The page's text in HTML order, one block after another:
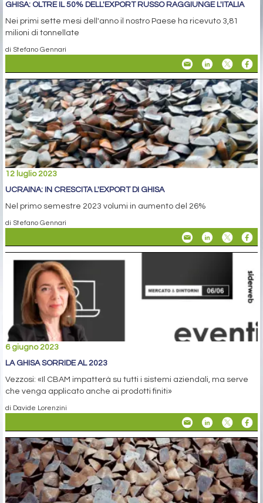
GHISA: OLTRE IL 50% DELL'EXPORT RUSSO RAGGIUNGE L'ITALIA
Nei primi sette mesi dell'anno il nostro Paese ha ricevuto 3,81
milioni di tonnellate
di Stefano Gennari
12 luglio 2023
UCRAINA: IN CRESCITA L'EXPORT DI GHISA
Nel primo semestre 2023 volumi in aumento del 26%
di Stefano Gennari
6 giugno 2023
LA GHISA SORRIDE AL 2023
Vezzosi: «Il CBAM impatterà su tutti i sistemi aziendali, ma serve
che venga applicato anche ai prodotti finiti»
di Davide Lorenzini